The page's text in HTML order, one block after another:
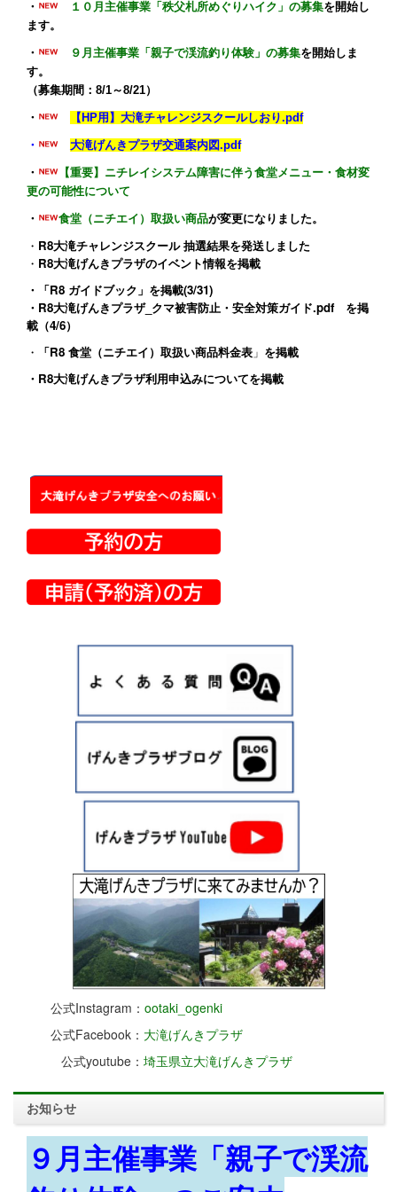
・ １０月主催事業「秩父札所めぐりハイク」の募集を開始し
ます。
・ ９月主催事業「親子で渓流釣り体験」の募集を開始しま
す。
（募集期間：8/1～8/21）
・ 【HP用】大滝チャレンジスクールしおり.pdf
・ 大滝げんきプラザ交通案内図.pdf
・
【重要】ニチレイシステム障害に伴う食堂メニュー・食材変
更の可能性について
・ 食堂（ニチエイ）取扱い商品が変更になりました。
・ R8大滝チャレンジスクール 抽選結果を発送しました
・ R8大滝げんきプラザのイベント情報を掲載
・ 「R8 ガイドブック」 を掲載(3/31)
・ R8大滝げんきプラザ_クマ被害防止・安全対策ガイド.pdfを掲
載（4/6）
・
「R8 食堂（ニチエイ）取扱い商品料金表 」 を掲載
・ R8大滝げんきプラザ利用申込みについてを掲載
公式Instagram： ootaki_ogenki
公式Facebook： 大滝げんきプラザ
公式youtube： 埼玉県立大滝げんきプラザ
お知らせ
９月主催事業「親子で渓流